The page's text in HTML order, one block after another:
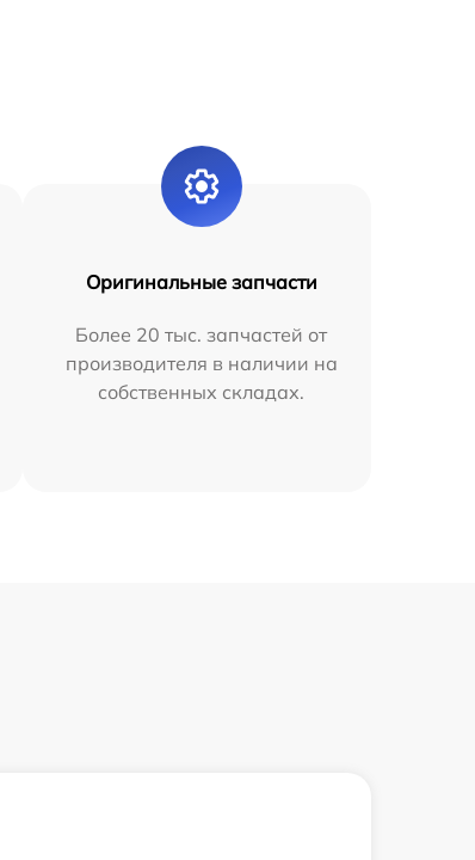
Оригинальные запчасти
Более 20 тыс. запчастей от
производителя в наличии на
собственных складах.